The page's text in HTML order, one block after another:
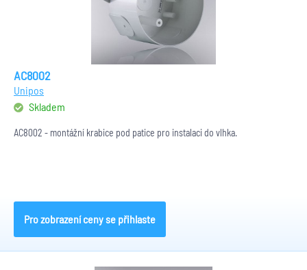
AC8002
Unipos
Skladem
AC8002 - montážní krabice pod patice pro instalaci do vlhka.
Pro zobrazení ceny se přihlaste